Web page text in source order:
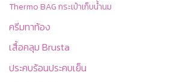
Thermo BAG กระเป๋าเก็บน้ำนม
ครีมทาท้อง
เสื้อคลุม Brusta
ประคบร้อนประคบเย็น